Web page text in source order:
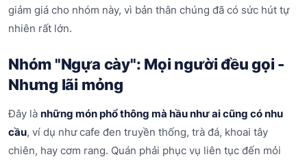
giảm giá cho nhóm này, vì bản thân chúng đã có sức hút tự
nhiên rất lớn.
Nhóm "Ngựa cày": Mọi người đều gọi -
Nhưng lãi mỏng
Đây là những món phổ thông mà hầu như ai cũng có nhu
cầu, ví dụ như cafe đen truyền thống, trà đá, khoai tây
chiên, hay cơm rang. Quán phải phục vụ liên tục đến mỏi